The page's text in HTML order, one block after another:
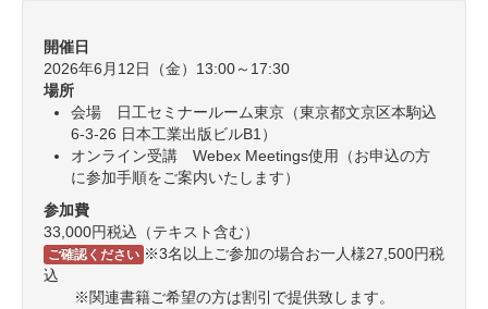
開催日
2026年6月12日（金）13:00～17:30
場所
会場 日工セミナールーム東京（東京都文京区本駒込
6-3-26 日本工業出版ビルB1）
オンライン受講 Webex Meetings使用（お申込の方
に参加手順をご案内いたします）
参加費
33,000円税込（テキスト含む）
ご確認ください ※3名以上ご参加の場合お一人様27,500円税
込
※関連書籍ご希望の方は割引で提供致します。